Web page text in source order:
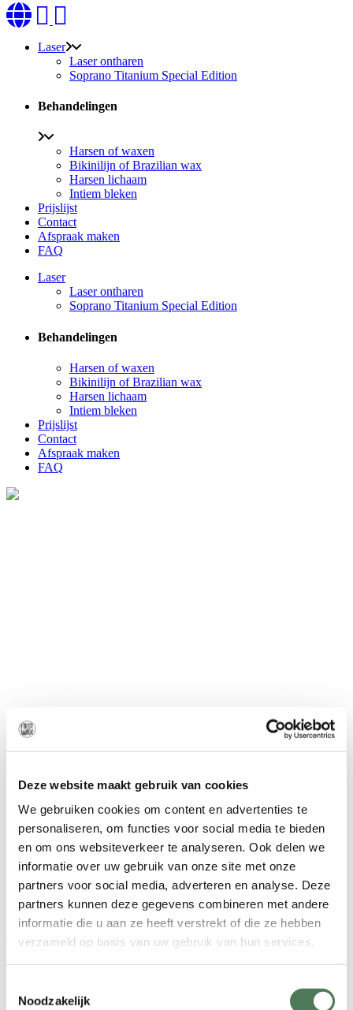
Deze website maakt gebruik van cookies
We gebruiken cookies om content en advertenties te
personaliseren, om functies voor social media te bieden
en om ons websiteverkeer te analyseren. Ook delen we
informatie over uw gebruik van onze site met onze
partners voor social media, adverteren en analyse. Deze
partners kunnen deze gegevens combineren met andere
informatie die u aan ze heeft verstrekt of die ze hebben
verzameld op basis van uw gebruik van hun services.
Noodzakelijk
Laser
Laser ontharen
Soprano Titanium Special Edition
Behandelingen
Harsen of waxen
Bikinilijn of Brazilian wax
Harsen lichaam
Intiem bleken
Prijslijst
Contact
Afspraak maken
FAQ
Laser
Laser ontharen
Soprano Titanium Special Edition
Behandelingen
Harsen of waxen
Bikinilijn of Brazilian wax
Harsen lichaam
Intiem bleken
Prijslijst
Contact
Afspraak maken
FAQ
Harsen nabij Woerden? Kijk eens aan, u heeft ons gevonden!
Welkom op onze
Woerden) waar u heerlijk kunt ontspannen terwijl uw lichaam
professioneel wordt geharst. Laat uw lichaam harsen door onze
waxspecialiste Aleksandra. Zij onthaart uw lichaam met warme
wax, een effectieve resultaatgerichte manier van het verwijderen van
uw haren op de plekken waar u liever geen haar wilt hebben.
Wat is harsen?
Harsen is het verwijderen van overtollig lichaams- en gezichtshaar